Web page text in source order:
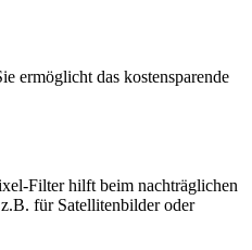
ermöglicht das kostensparende
Filter hilft beim nachträglichen
für Satellitenbilder oder